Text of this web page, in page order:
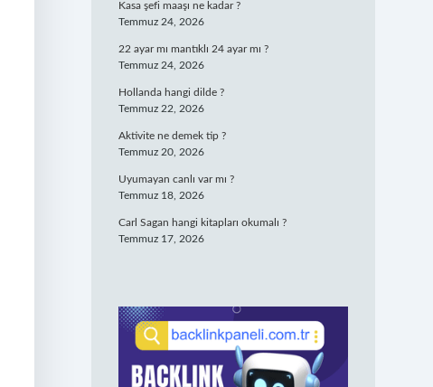
Kasa şefi maaşı ne kadar ?
Temmuz 24, 2026
22 ayar mı mantıklı 24 ayar mı ?
Temmuz 24, 2026
Hollanda hangi dilde ?
Temmuz 22, 2026
Aktivite ne demek tip ?
Temmuz 20, 2026
Uyumayan canlı var mı ?
Temmuz 18, 2026
Carl Sagan hangi kitapları okumalı ?
Temmuz 17, 2026